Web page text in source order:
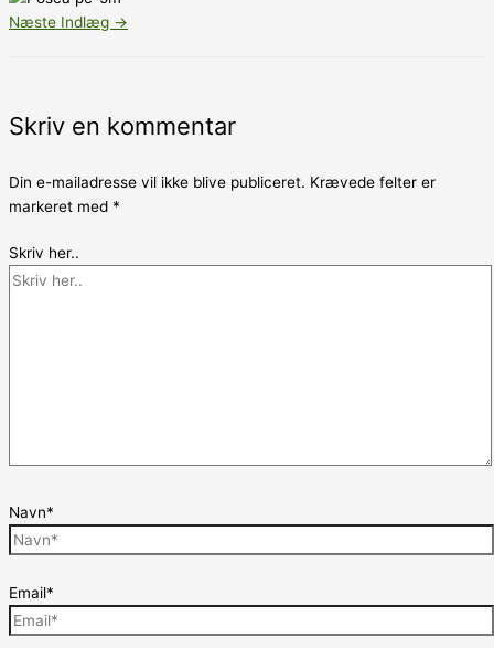
Næste Indlæg →
Skriv en kommentar
Din e-mailadresse vil ikke blive publiceret. Krævede felter er
markeret med *
Skriv her..
Navn*
Email*